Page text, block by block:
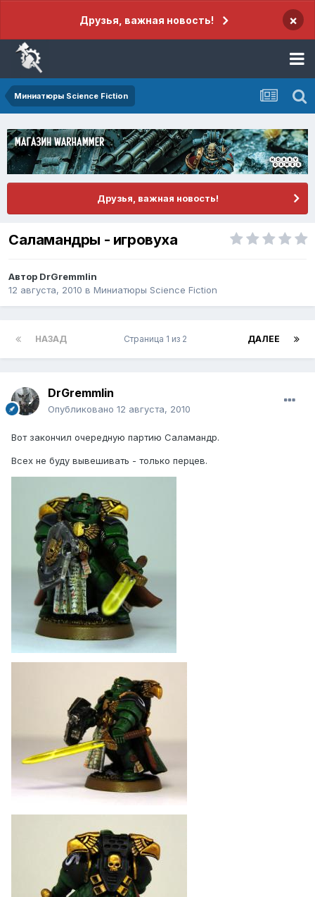
Друзья, важная новость! ×
Миниатюры Science Fiction
Друзья, важная новость!
Саламандры - игровуха
Автор DrGremmlin
12 августа, 2010 в Миниатюры Science Fiction
НАЗАД ДАЛЕЕ
Страница 1 из 2
DrGremmlin
Опубликовано 12 августа, 2010
Вот закончил очередную партию Саламандр.
Всех не буду вывешивать - только перцев.